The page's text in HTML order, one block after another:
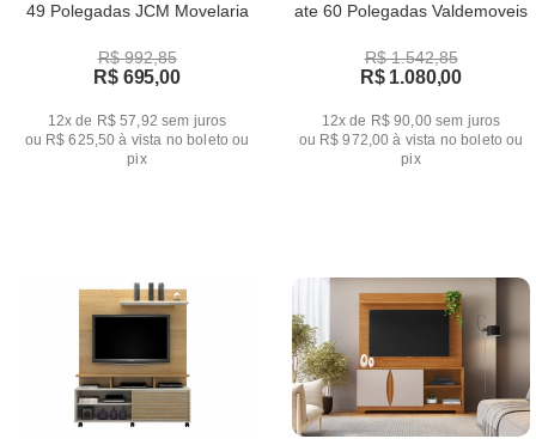
49 Polegadas JCM Movelaria
R$ 992,85
R$ 695,00
12x de R$ 57,92 sem juros
ou R$ 625,50 à vista no boleto ou
pix
ate 60 Polegadas Valdemoveis
R$ 1.542,85
R$ 1.080,00
12x de R$ 90,00 sem juros
ou R$ 972,00 à vista no boleto ou
pix